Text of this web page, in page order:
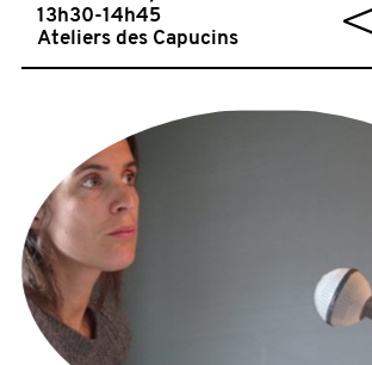
13h30-14h45
Ateliers des Capucins